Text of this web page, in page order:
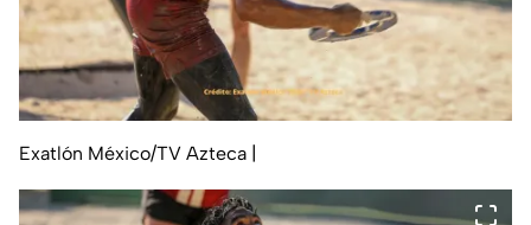
Exatlón México/TV Azteca |